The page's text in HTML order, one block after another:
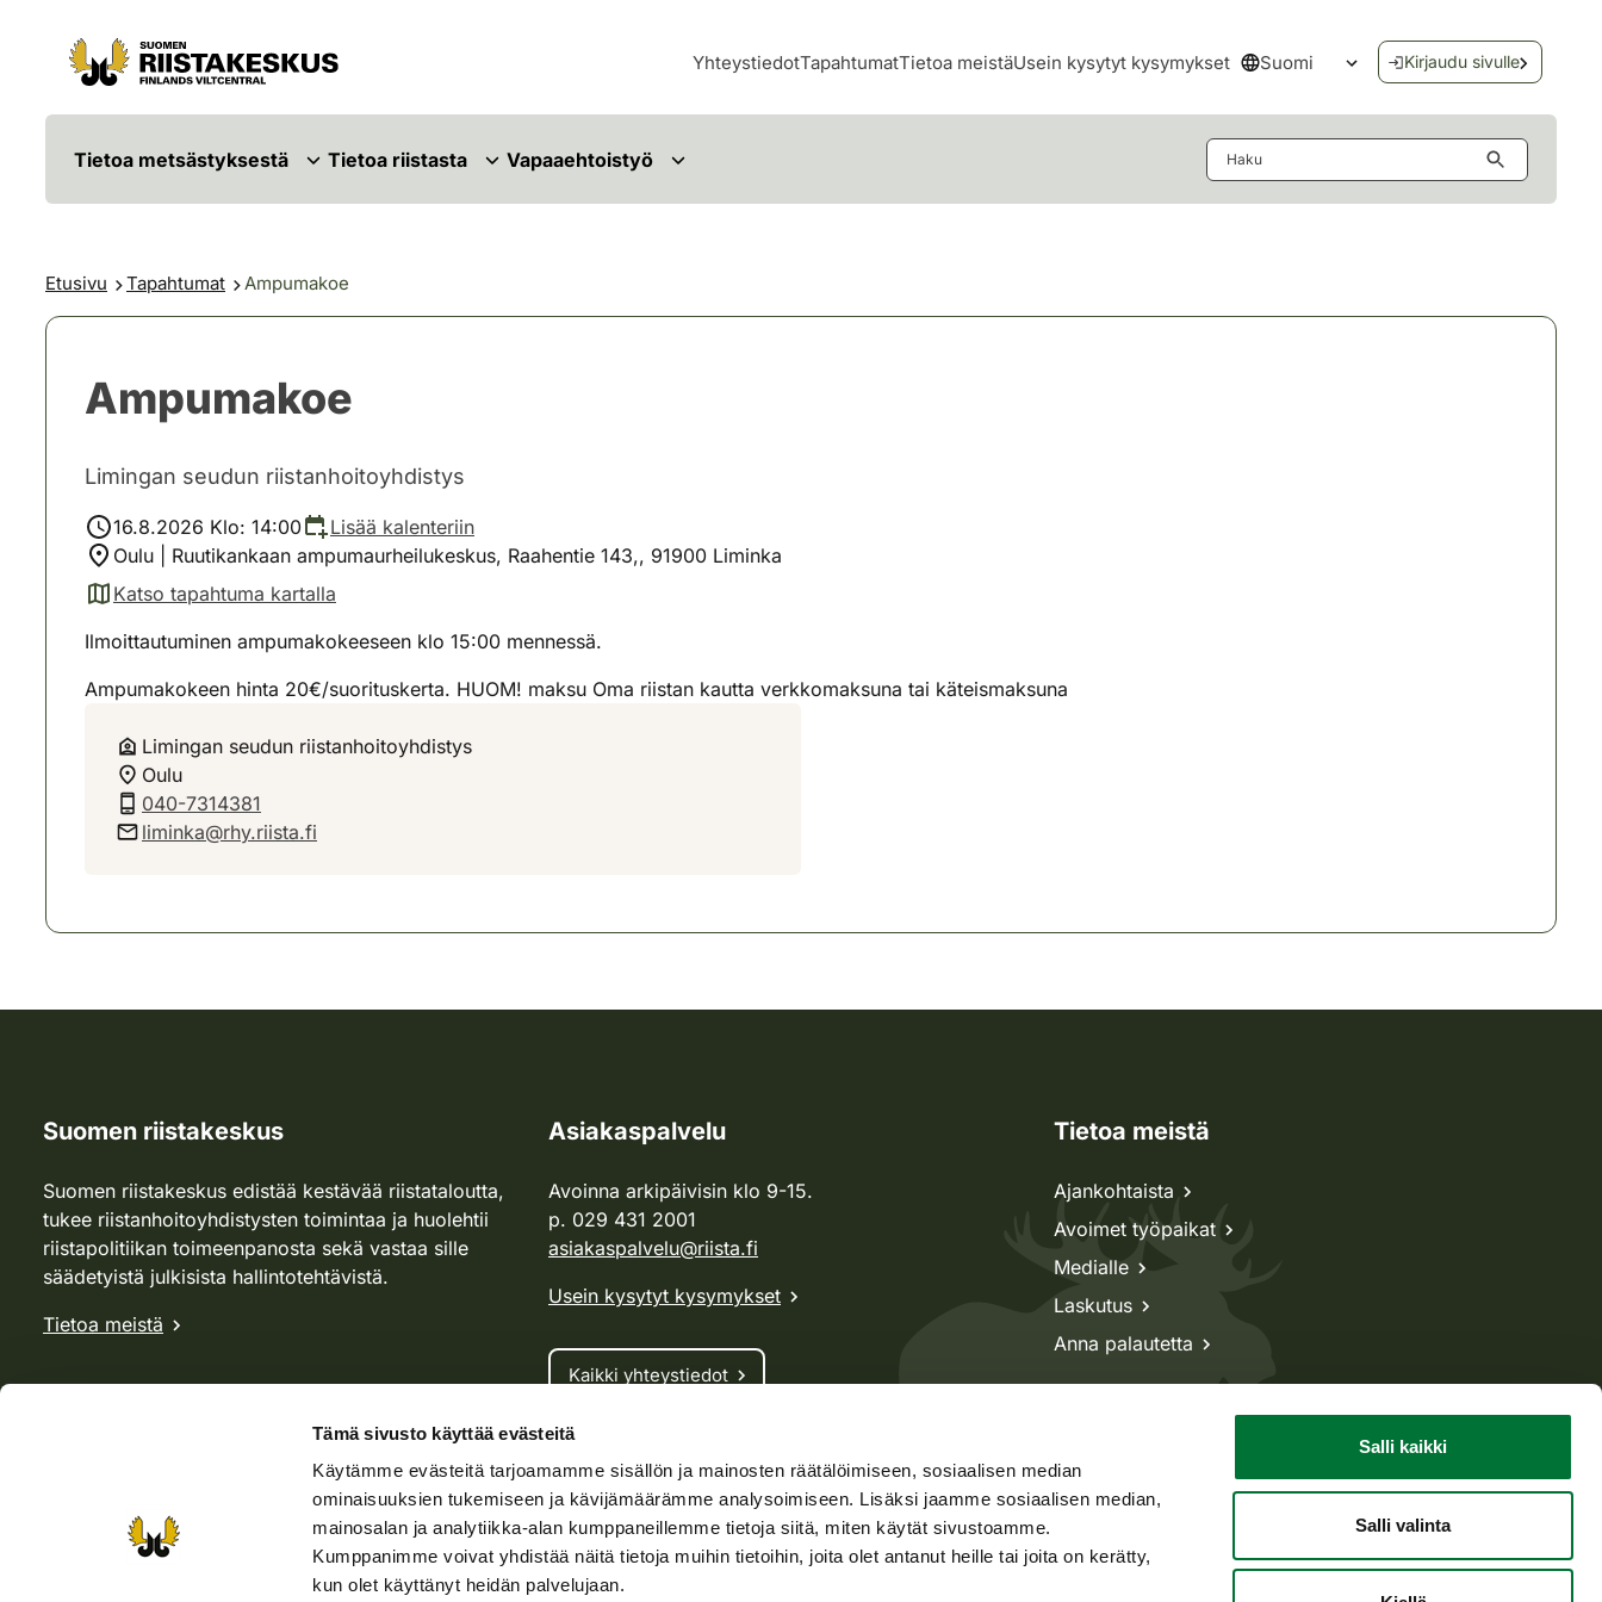
Tämä sivusto käyttää evästeitä
Käytämme evästeitä tarjoamamme sisällön ja mainosten räätälöimiseen, sosiaalisen median
ominaisuuksien tukemiseen ja kävijämäärämme analysoimiseen. Lisäksi jaamme sosiaalisen median,
mainosalan ja analytiikka-alan kumppaneillemme tietoja siitä, miten käytät sivustoamme.
Kumppanimme voivat yhdistää näitä tietoja muihin tietoihin, joita olet antanut heille tai joita on kerätty,
kun olet käyttänyt heidän palvelujaan.
Salli kaikki
Salli valinta
Siirry sisältöön
Siirry sivustokarttaan
YhteystiedotTapahtumatTietoa meistäUsein kysytyt kysymykset Suomi
Avaa kielivalikko
Kirjaudu sivulle
Tietoa metsästyksestä Tietoa riistasta Vapaaehtoistyö
Etusivu Tapahtumat Ampumakoe
Ampumakoe
Limingan seudun riistanhoitoyhdistys
16.8.2026 Klo: 14:00
Lisää kalenteriin
Oulu | Ruutikankaan ampumaurheilukeskus, Raahentie 143,, 91900 Liminka
Katso tapahtuma kartalla
(avautuu uuteen välilehteen)
Ilmoittautuminen ampumakokeeseen klo 15:00 mennessä.
Ampumakokeen hinta 20€/suorituskerta. HUOM! maksu Oma riistan kautta verkkomaksuna tai käteismaksuna
Limingan seudun riistanhoitoyhdistys
Oulu
040-7314381
liminka@rhy.riista.fi
Suomen riistakeskus
Suomen riistakeskus edistää kestävää riistataloutta,
tukee riistanhoitoyhdistysten toimintaa ja huolehtii
riistapolitiikan toimeenpanosta sekä vastaa sille
säädetyistä julkisista hallintotehtävistä.
Tietoa meistä
Asiakaspalvelu
Avoinna arkipäivisin klo 9-15.
p. 029 431 2001
asiakaspalvelu@riista.fi
Usein kysytyt kysymykset
Kaikki yhteystiedot
Metsästyskortti-asiat
Oma riista -asiat
Lupa-asiat
Tietoa meistä
Ajankohtaista
Avoimet työpaikat
Medialle
Laskutus
Anna palautetta